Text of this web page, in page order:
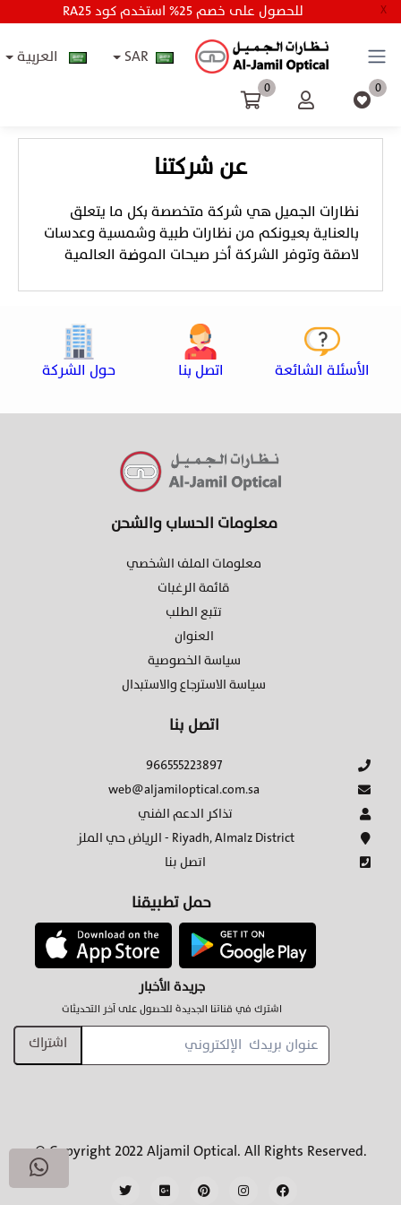
RA25 للحصول على خصم 25% استخدم كود X
SAR العربية
0
0
عن شركتنا
نظارات الجميل هي شركة متخصصة بكل ما يتعلق
بالعناية بعيونكم من نظارات طبية وشمسية وعدسات
لاصقة وتوفر الشركة أخر صيحات الموضة العالمية
حول الشركة اتصل بنا الأسئلة الشائعة
معلومات الحساب والشحن
معلومات الملف الشخصي
قائمة الرغبات
تتبع الطلب
العنوان
سياسة الخصوصية
سياسة الاسترجاع والاستبدال
اتصل بنا
966555223897
web@aljamiloptical.com.sa
تذاكر الدعم الفني
الرياض حي الملز - Riyadh, Almalz District
اتصل بنا
حمل تطبيقنا
جريدة الأخبار
اشترك في قناتنا الجديدة للحصول على آخر التحديثات
اشتراك
© Copyright 2022 Aljamil Optical. All Rights Reserved.